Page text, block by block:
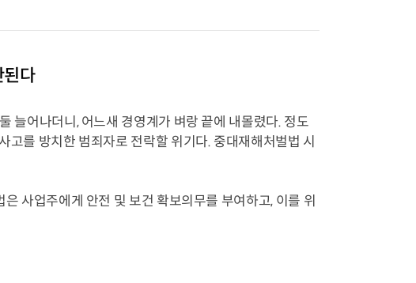
된다
늘어나더니, 어느새 경영계가 벼랑 끝에 내몰렸다. 정도
를 방치한 범죄자로 전락할 위기다. 중대재해처벌법 시
사업주에게 안전 및 보건 확보의무를 부여하고, 이를 위